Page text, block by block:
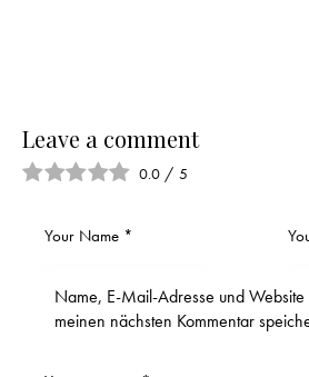
Leave a comment
0.0 / 5
Name, E-Mail-Adresse und
meinen nächsten Kommentar